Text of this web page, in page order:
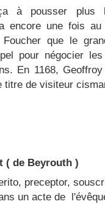
à pousser plus
encore une fois
que le
pour négocier
En 1168, Geoffroy
titre de visiteur
( de Beyrouth )
preceptor,
un acte de